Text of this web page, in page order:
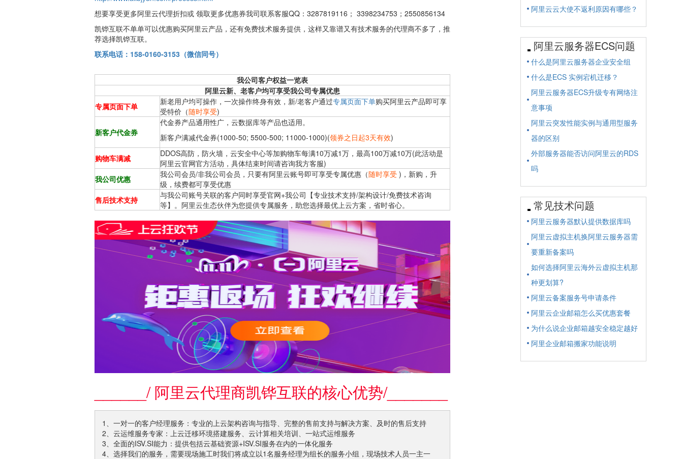
想要享受更多阿里云代理折扣或 领取更多优惠券我司联系客服QQ：3287819116； 3398234753；2550856134
凯铧互联不单单可以优惠购买阿里云产品，还有免费技术服务提供，这样又靠谱又有技术服务的代理商不多了，推
荐选择凯铧互联。
联系电话：158-0160-3153 （微信同号）
我公司客户权益一览表
阿里云新、老客户均可享受我公司专属优患
专属页面下单
新老用户均可操作，一次操作终身有效，新/老客户通过专属页面下单购买阿里云产品即可享
受特价（随时享受)
新客户代金券
代金券产品通用性广，云数据库等产品也适用。
新客户满减代金券(1000-50; 5500-500; 11000-1000)(领券之日起3天有效)
购物车满减
DDOS高防，防火墙，云安全中心等加购物车每满10万减1万，最高100万减10万(此活动是
阿里云官网官方活动，具体结束时间请咨询我方客服)
我公司优惠
我公司会员/非我公司会员，只要有阿里云账号即可享受专属优惠（随时享受 )，新购，升
级，续费都可享受优惠
售后技术支持
与我公司账号关联的客户同时享受官网+我公司【专业技术支持/架构设计/免费技术咨询
等】。阿里云生态伙伴为您提供专属服务，助您选择最优上云方案，省时省心。
______/ 阿里云代理商凯铧互联的核心优势/_______
1、一对一的客户经理服务：专业的上云架构咨询与指导、完整的售前支持与解决方案、及时的售后支持
2、云运维服务专家：上云迁移环境搭建服务、云计算相关培训、一站式运维服务
3、全面的ISV.SI能力：提供包括云基础资源+ISV.SI服务在内的一体化服务
4、选择我们的服务，需要现场施工时我们将成立以1名服务经理为组长的服务小组，现场技术人员一主一
阿里云云大使不返利原因有哪些？
阿里云服务器ECS问题
什么是阿里云服务器企业安全组
什么是ECS 实例宕机迁移？
阿里云服务器ECS升级专有网络注
意事项
阿里云突发性能实例与通用型服务
器的区别
外部服务器能否访问阿里云的RDS
吗
常见技术问题
阿里云服务器默认提供数据库吗
阿里云虚拟主机换阿里云服务器需
要重新备案吗
如何选择阿里云海外云虚拟主机那
种更划算?
阿里云备案服务号申请条件
阿里云企业邮箱怎么买优惠套餐
为什么说企业邮箱越安全稳定越好
阿里企业邮箱搬家功能说明